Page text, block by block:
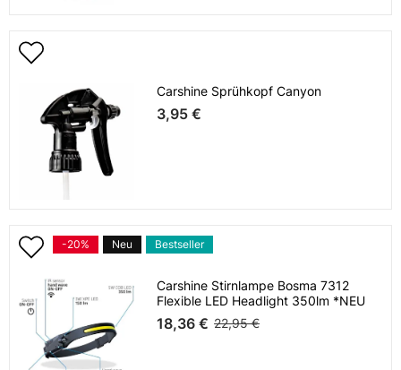
Carshine Sprühkopf Canyon
3,95 €
-20% Neu Bestseller
Carshine Stirnlampe Bosma 7312
Flexible LED Headlight 350lm *NEU
18,36 € 22,95 €